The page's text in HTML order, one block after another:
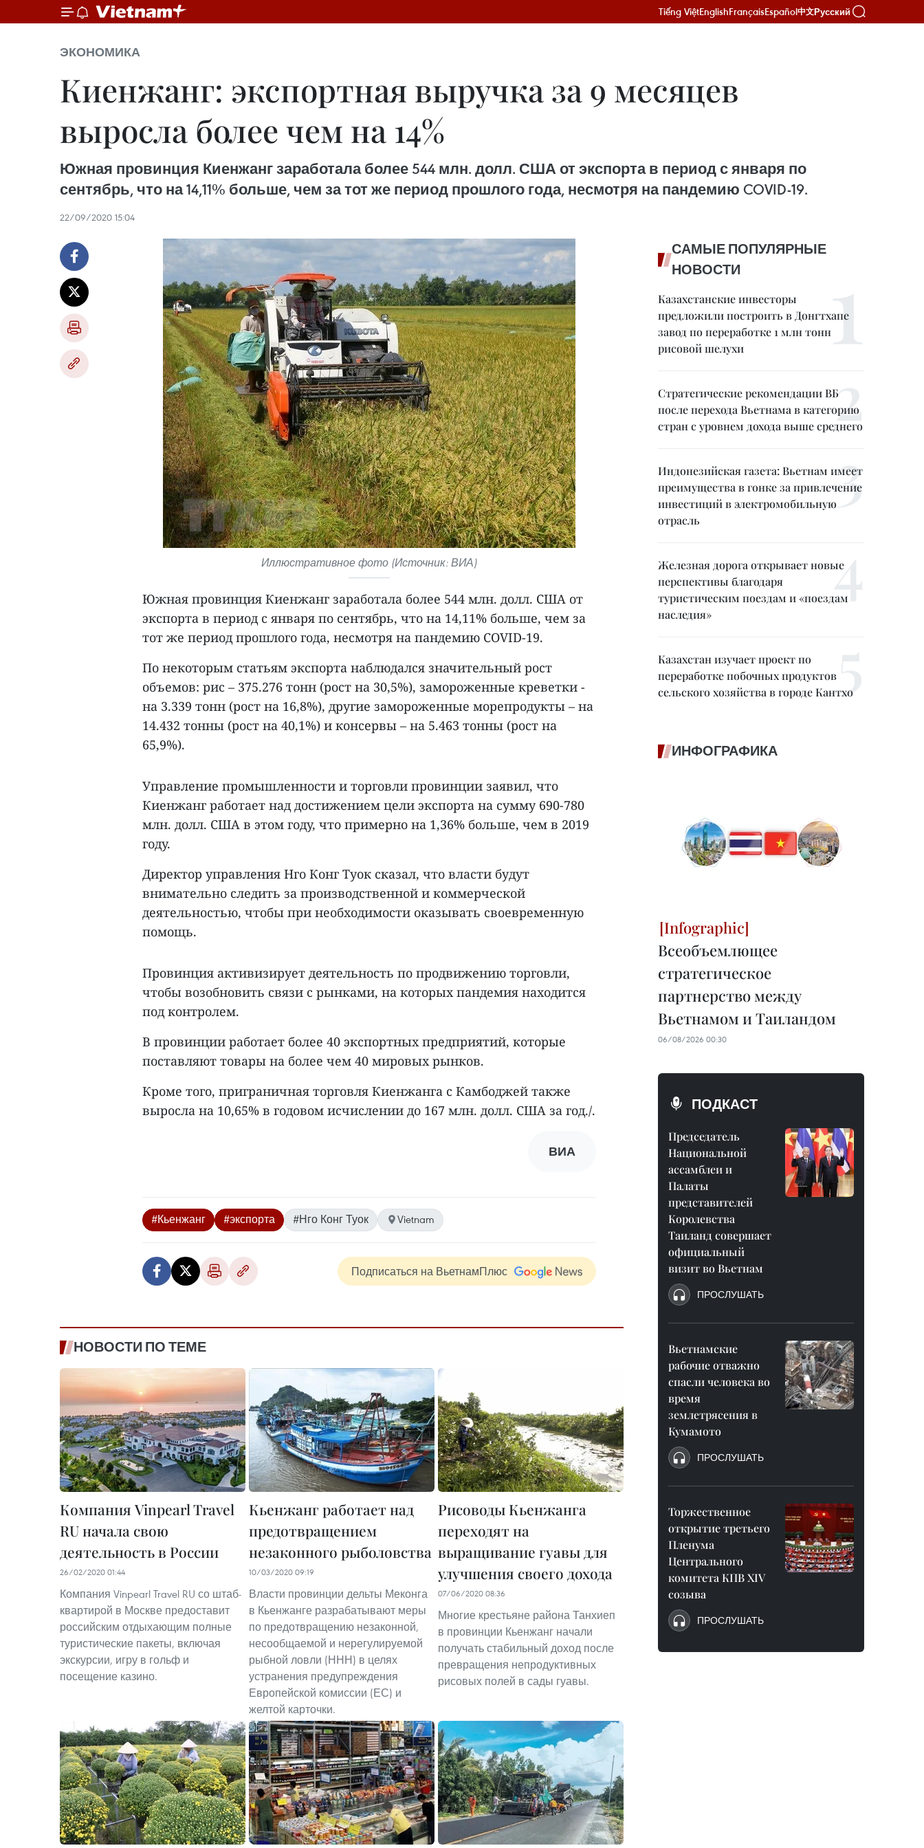
Tiếng ViệtEnglishFrançaisEspañol中文Русский
ЭКОНОМИКА
Киенжанг: экспортная выручка за 9 месяцев
выросла более чем на 14%
Южная провинция Киенжанг заработала более 544 млн. долл. США от экспорта в период с января по
сентябрь, что на 14,11% больше, чем за тот же период прошлого года, несмотря на пандемию COVID-19.
22/09/2020 15:04
Иллюстративное фото (Источник: ВИА)
Южная провинция Киенжанг заработала более 544 млн. долл. США от
экспорта в период с января по сентябрь, что на 14,11% больше, чем за
тот же период прошлого года, несмотря на пандемию COVID-19.
По некоторым статьям экспорта наблюдался значительный рост
объемов: рис – 375.276 тонн (рост на 30,5%), замороженные креветки -
на 3.339 тонн (рост на 16,8%), другие замороженные морепродукты – на
14.432 тонны (рост на 40,1%) и консервы – на 5.463 тонны (рост на
65,9%).
Управление промышленности и торговли провинции заявил, что
Киенжанг работает над достижением цели экспорта на сумму 690-780
млн. долл. США в этом году, что примерно на 1,36% больше, чем в 2019
году.
Директор управления Нго Конг Туок сказал, что власти будут
внимательно следить за производственной и коммерческой
деятельностью, чтобы при необходимости оказывать своевременную
помощь.
Провинция активизирует деятельность по продвижению торговли,
чтобы возобновить связи с рынками, на которых пандемия находится
под контролем.
В провинции работает более 40 экспортных предприятий, которые
поставляют товары на более чем 40 мировых рынков.
Кроме того, приграничная торговля Киенжанга с Камбоджей также
выросла на 10,65% в годовом исчислении до 167 млн. долл. США за год./.
ВИА
#Кьенжанг #экспорта #Нго Конг Туок Vietnam
Подписаться на ВьетнамПлюс
НОВОСТИ ПО ТЕМЕ
Компания Vinpearl Travel
RU начала свою
деятельность в России
26/02/2020 01:44
Компания Vinpearl Travel RU со штаб-
квартирой в Москве предоставит
российским отдыхающим полные
туристические пакеты, включая
экскурсии, игру в гольф и
посещение казино.
Кьенжанг работает над
предотвращением
незаконного рыболовства
10/03/2020 09:19
Власти провинции дельты Меконга
в Кьенжанге разрабатывают меры
по предотвращению незаконной,
несообщаемой и нерегулируемой
рыбной ловли (ННН) в целях
устранения предупреждения
Европейской комиссии (ЕС) и
желтой карточки.
Рисоводы Кьенжанга
переходят на
выращивание гуавы для
улучшения своего дохода
07/06/2020 08:36
Многие крестьяне района Танхиеп
в провинции Кьенжанг начали
получать стабильный доход после
превращения непродуктивных
рисовых полей в сады гуавы.
САМЫЕ ПОПУЛЯРНЫЕ
НОВОСТИ
Казахстанские инвесторы
предложили построить в Донгтхапе
завод по переработке 1 млн тонн
рисовой шелухи
Стратегические рекомендации ВБ
после перехода Вьетнама в категорию
стран с уровнем дохода выше среднего
Индонезийская газета: Вьетнам имеет
преимущества в гонке за привлечение
инвестиций в электромобильную
отрасль
Железная дорога открывает новые
перспективы благодаря
туристическим поездам и «поездам
наследия»
Казахстан изучает проект по
переработке побочных продуктов
сельского хозяйства в городе Кантхо
ИНФОГРАФИКА
Всеобъемлющее
стратегическое
партнерство между
Вьетнамом и Таиландом
06/08/2026 00:30
ПОДКАСТ
Председатель
Национальной
ассамблеи и
Палаты
представителей
Королевства
Таиланд совершает
официальный
визит во Вьетнам
ПРОСЛУШАТЬ
Вьетнамские
рабочие отважно
спасли человека во
время
землетрясения в
Кумамото
ПРОСЛУШАТЬ
Торжественное
открытие третьего
Пленума
Центрального
комитета КПВ XIV
созыва
ПРОСЛУШАТЬ